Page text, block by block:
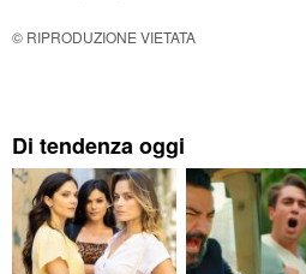
© RIPRODUZIONE VIETATA
Di tendenza oggi